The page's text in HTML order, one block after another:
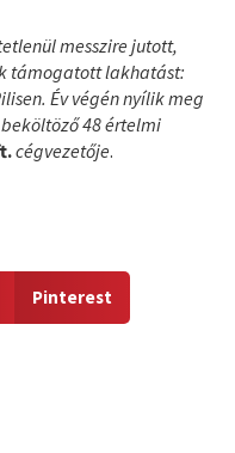
messzire jutott,
támogatott lakhatást:
Év végén nyílik meg
48 értelmi
cégvezetője.
Pinterest